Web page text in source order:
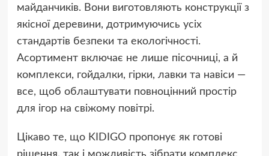
майданчиків. Вони виготовляють конструкції з
якісної деревини, дотримуючись усіх
стандартів безпеки та екологічності.
Асортимент включає не лише пісочниці, а й
комплекси, гойдалки, гірки, лавки та навіси —
все, щоб облаштувати повноцінний простір
для ігор на свіжому повітрі.
Цікаво те, що KIDIGO пропонує як готові